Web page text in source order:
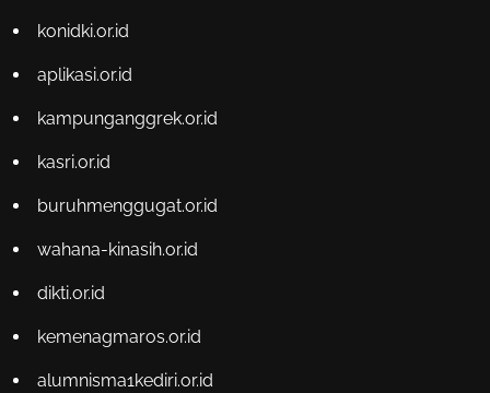
konidki.or.id
aplikasi.or.id
kampunganggrek.or.id
kasri.or.id
buruhmenggugat.or.id
wahana-kinasih.or.id
dikti.or.id
kemenagmaros.or.id
alumnisma1kediri.or.id